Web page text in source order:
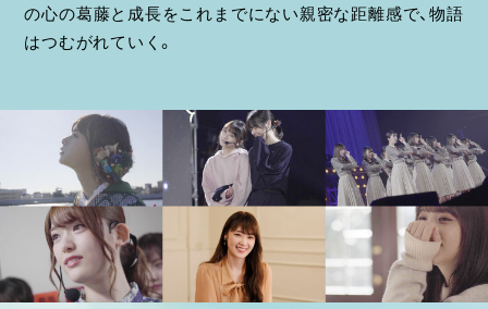
の心の葛藤と成長をこれまでにない親密な距離感で、物語
はつむがれていく。